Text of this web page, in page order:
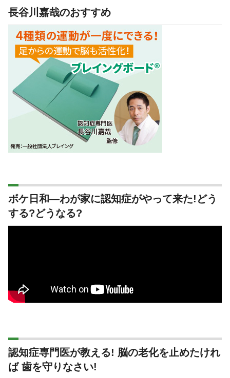
長谷川嘉哉のおすすめ
ボケ日和―わが家に認知症がやって来た!どう
する?どうなる?
認知症専門医が教える! 脳の老化を止めたけれ
ば 歯を守りなさい!